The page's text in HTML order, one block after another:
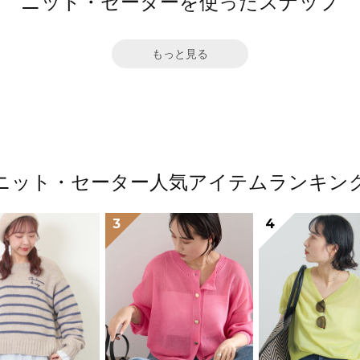
もっと見る
ット・セーター人気アイテムランキン
3 4